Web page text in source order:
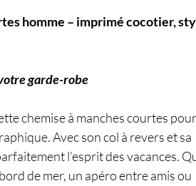
homme – imprimé cocotier,
garde-robe
chemise à manches courtes
Avec son col à revers et sa
l’esprit des vacances.
de mer, un apéro entre amis ou